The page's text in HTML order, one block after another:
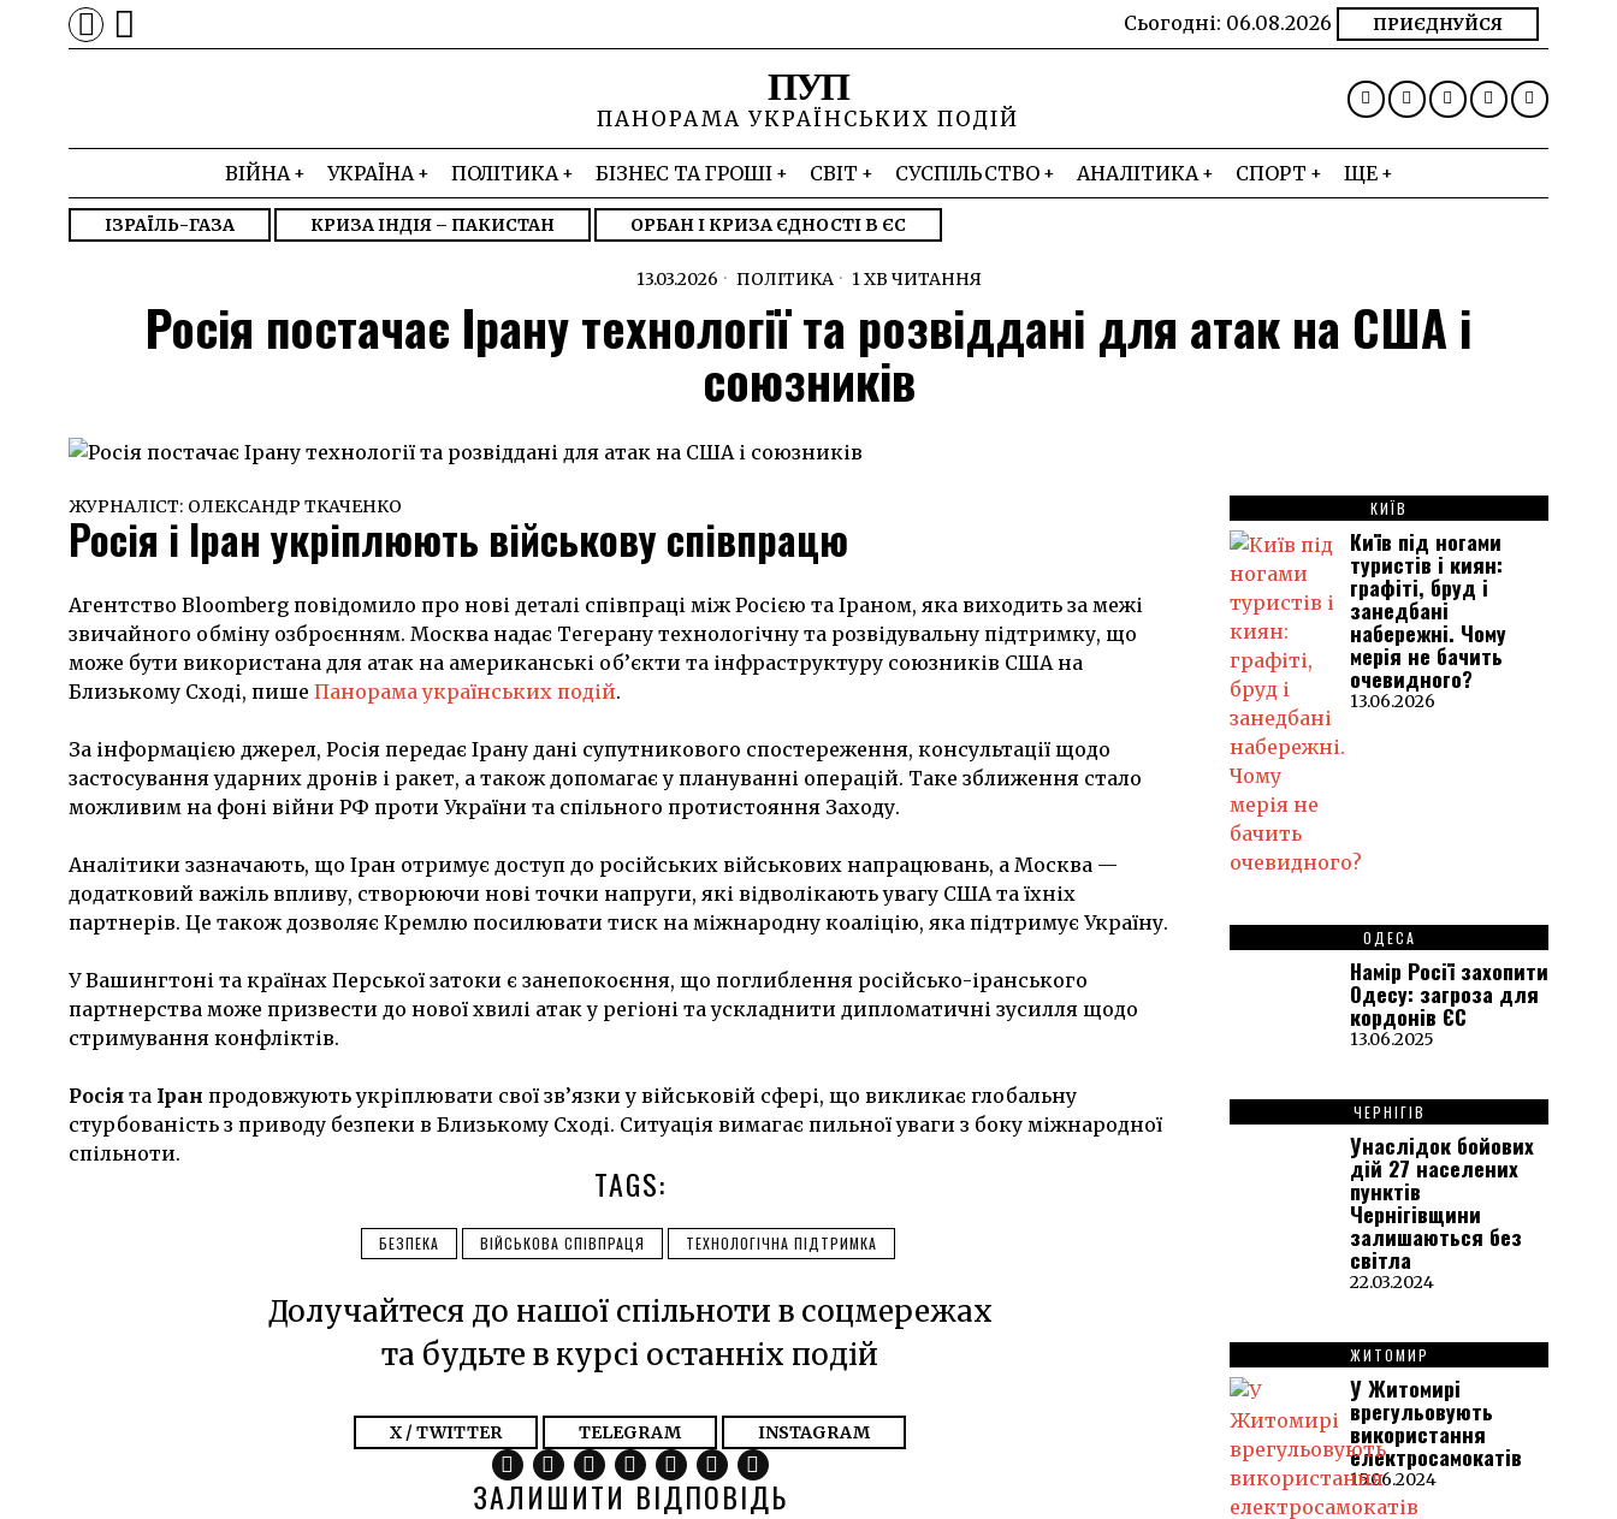
Сьогодні: 06.08.2026 ПРИЄДНУЙСЯ
ПУП
ПАНОРАМА УКРАЇНСЬКИХ ПОДІЙ
ВІЙНА УКРАЇНА ПОЛІТИКА БІЗНЕС ТА ГРОШІ СВІТ СУСПІЛЬСТВО АНАЛІТИКА СПОРТ ЩЕ
ІЗРАЇЛЬ-ГАЗА КРИЗА ІНДІЯ – ПАКИСТАН ОРБАН І КРИЗА ЄДНОСТІ В ЄС
13.03.2026 ПОЛІТИКА 1 ХВ ЧИТАННЯ
Росія постачає Ірану технології та розвіддані для атак на США і
союзників
ЖУРНАЛІСТ: ОЛЕКСАНДР ТКАЧЕНКО
Росія і Іран укріплюють військову співпрацю
Агентство Bloomberg повідомило про нові деталі співпраці між Росією та Іраном, яка виходить за межі
звичайного обміну озброєнням. Москва надає Тегерану технологічну та розвідувальну підтримку, що
може бути використана для атак на американські об’єкти та інфраструктуру союзників США на
Близькому Сході, пише Панорама українських подій.
За інформацією джерел, Росія передає Ірану дані супутникового спостереження, консультації щодо
застосування ударних дронів і ракет, а також допомагає у плануванні операцій. Таке зближення стало
можливим на фоні війни РФ проти України та спільного протистояння Заходу.
Аналітики зазначають, що Іран отримує доступ до російських військових напрацювань, а Москва —
додатковий важіль впливу, створюючи нові точки напруги, які відволікають увагу США та їхніх
партнерів. Це також дозволяє Кремлю посилювати тиск на міжнародну коаліцію, яка підтримує Україну.
У Вашингтоні та країнах Перської затоки є занепокоєння, що поглиблення російсько-іранського
партнерства може призвести до нової хвилі атак у регіоні та ускладнити дипломатичні зусилля щодо
стримування конфліктів.
Росія та Іран продовжують укріплювати свої зв’язки у військовій сфері, що викликає глобальну
стурбованість з приводу безпеки в Близькому Сході. Ситуація вимагає пильної уваги з боку міжнародної
спільноти.
TAGS:
БЕЗПЕКА ВІЙСЬКОВА СПІВПРАЦЯ ТЕХНОЛОГІЧНА ПІДТРИМКА
Долучайтеся до нашої спільноти в соцмережах
та будьте в курсі останніх подій
X / TWITTER TELEGRAM INSTAGRAM
ЗАЛИШИТИ ВІДПОВІДЬ
КИЇВ
Київ під ногами
туристів і киян:
графіті, бруд і
занедбані
набережні. Чому
мерія не бачить
очевидного?
13.06.2026
ОДЕСА
Намір Росії захопити
Одесу: загроза для
кордонів ЄС
13.06.2025
ЧЕРНІГІВ
Унаслідок бойових
дій 27 населених
пунктів
Чернігівщини
залишаються без
світла
22.03.2024
ЖИТОМИР
У Житомирі
врегульовують
використання
електросамокатів
15.06.2024